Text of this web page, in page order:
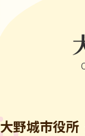
大野城市役所